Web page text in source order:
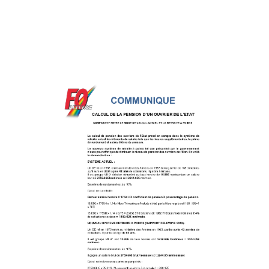
Derniers articles
Fiche technique : Amélioration des droits à retraite des parents